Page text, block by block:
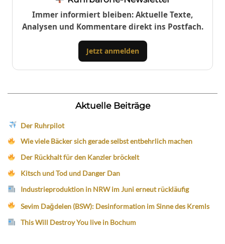
Immer informiert bleiben: Aktuelle Texte,
Analysen und Kommentare direkt ins Postfach.
Jetzt anmelden
Aktuelle Beiträge
Der Ruhrpilot
Wie viele Bäcker sich gerade selbst entbehrlich machen
Der Rückhalt für den Kanzler bröckelt
Kitsch und Tod und Danger Dan
Industrieproduktion in NRW im Juni erneut rückläufig
Sevim Dağdelen (BSW): Desinformation im Sinne des Kremls
This Will Destroy You live in Bochum